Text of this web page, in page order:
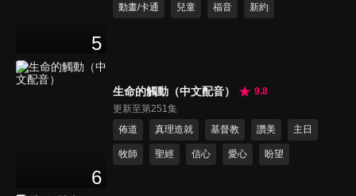
5
動畫/卡通
兒童 福音 新約
6
生命的觸動（中文配音）
9.8
更新至第251集
佈道
真理造就 基督教 讚美 主日
牧師 聖經 信心 愛心 盼望